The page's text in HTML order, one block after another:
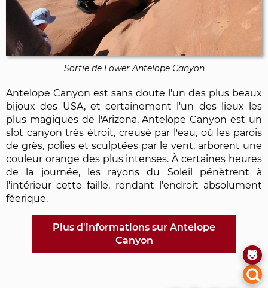
Sortie de Lower Antelope Canyon
Antelope Canyon est sans doute l'un des plus beaux
bijoux des USA, et certainement l'un des lieux les
plus magiques de l'Arizona. Antelope Canyon est un
slot canyon très étroit, creusé par l'eau, où les parois
de grès, polies et sculptées par le vent, arborent une
couleur orange des plus intenses. À certaines heures
de la journée, les rayons du Soleil pénètrent à
l'intérieur cette faille, rendant l'endroit absolument
féerique.
Plus d'informations sur Antelope
Canyon